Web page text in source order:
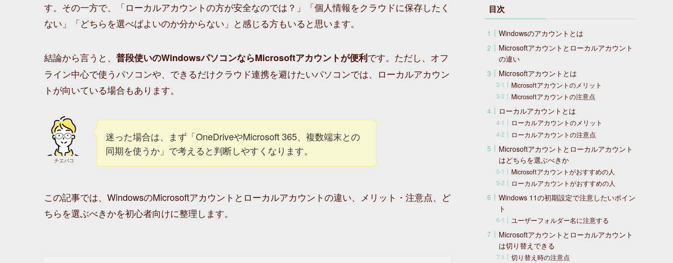
す。その一方で、「ローカルアカウントの方が安全なのでは？」「個人情報をクラウドに保存したく
ない」「どちらを選べばよいのか分からない」と感じる方もいると思います。
結論から言うと、 普段使いのWindowsパソコンならMicrosoftアカウントが便利です。ただし、オフ
ライン中心で使うパソコンや、できるだけクラウド連携を避けたいパソコンでは、ローカルアカウン
トが向いている場合もあります。
チエバコ
迷った場合は、まず「OneDriveやMicrosoft 365、複数端末との
同期を使うか」で考えると判断しやすくなります。
この記事では、WindowsのMicrosoftアカウントとローカルアカウントの違い、メリット・注意点、ど
ちらを選ぶべきかを初心者向けに整理します。
目次
Windowsのアカウントとは
Microsoftアカウントとローカルアカウント
の違い
Microsoftアカウントとは
Microsoftアカウントのメリット
Microsoftアカウントの注意点
ローカルアカウントとは
ローカルアカウントのメリット
ローカルアカウントの注意点
Microsoftアカウントとローカルアカウント
はどちらを選ぶべきか
Microsoftアカウントがおすすめの人
ローカルアカウントがおすすめの人
Windows 11の初期設定で注意したいポイン
ト
ユーザーフォルダー名に注意する
Microsoftアカウントとローカルアカウント
は切り替えできる
切り替え時の注意点